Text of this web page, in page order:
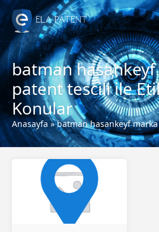
batman
patent tescili ile
Konular
Anasayfa»batman hasankeyf